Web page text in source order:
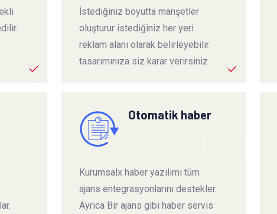
İstediğiniz boyutta manşetler
oluşturur istediğiniz her yeri
reklam alanı olarak belirleyebilir
tasarımınıza siz karar verirsiniz.
Otomatik haber
Kurumsalx haber yazılımı tüm
ajans entegrasyonlarını destekler.
Ayrıca Bir ajans gibi haber servis